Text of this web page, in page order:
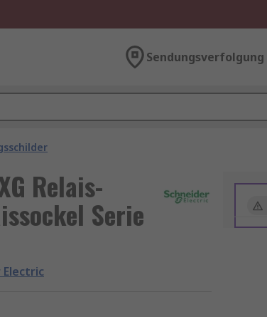
Sendungsverfolgung
Relais-
Serie
Electric